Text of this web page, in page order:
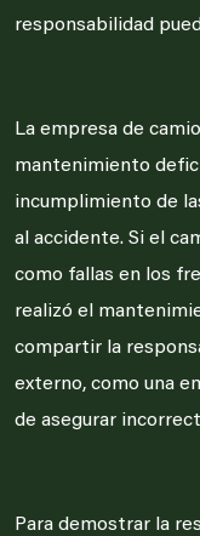
responsabilidad
La empresa de
mantenimiento
incumplimiento de
al accidente. Si el
como fallas en los
realizó el
compartir la
externo, como una
de asegurar
Para demostrar la